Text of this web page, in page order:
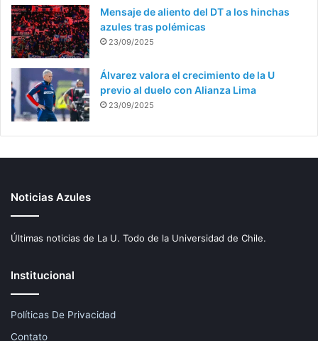
Mensaje de aliento del DT a los hinchas
azules tras polémicas
23/09/2025
Álvarez valora el crecimiento de la U
previo al duelo con Alianza Lima
23/09/2025
Noticias Azules
Últimas noticias de La U. Todo de la Universidad de Chile.
Institucional
Políticas De Privacidad
Contato